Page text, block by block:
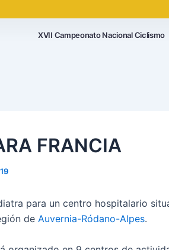
XVII Campeonato Nacional Ciclismo
FRANCIA
para un centro hospitalario
de Auvernia-Ródano-Alpes.